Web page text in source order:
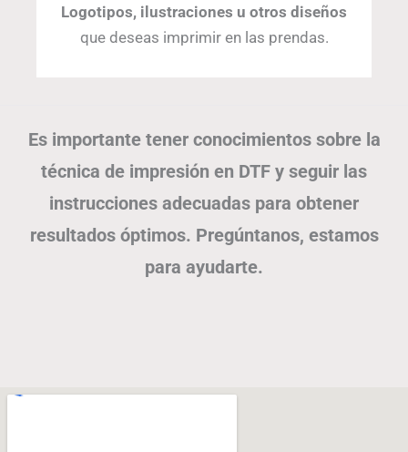
Logotipos, ilustraciones u otros diseños
que deseas imprimir en las prendas.
Es importante tener conocimientos sobre la
técnica de impresión en DTF y seguir las
instrucciones adecuadas para obtener
resultados óptimos. Pregúntanos, estamos
para ayudarte.